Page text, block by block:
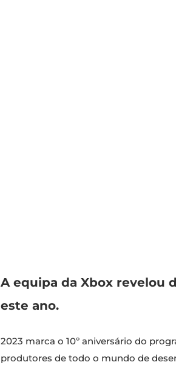
A equipa da Xbox revelou
este ano.
2023 marca o 10º aniversário do
produtores de todo o mundo de